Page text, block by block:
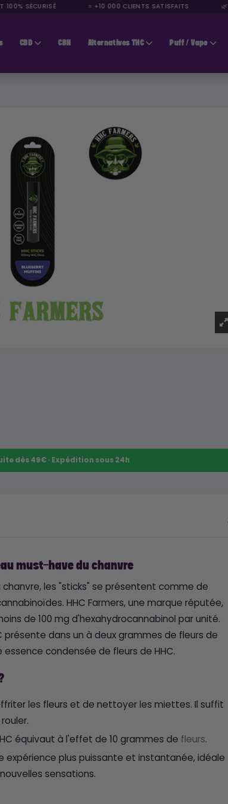
SÉCURISÉ ⭐ +10 000 CLIENTS SATISFAITS 🌿
CBD CBN Alternatives THC Puff / Vape
dès 49€ · Expédition sous 24h
must-have du chanvre
les "sticks" se présentent comme de
HHC Farmers, une marque réputée,
de 100 mg d'hexahydrocannabinol par unité.
dans un à deux grammes de fleurs de
condensée de fleurs de HHC.
les fleurs et de nettoyer les miettes. Il suffit
équivaut à l'effet de 10 grammes de fleurs.
expérience plus puissante et instantanée, idéale
sensations.